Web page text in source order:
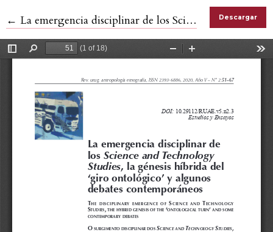
← Volver a los detalles del artículo
La emergencia disciplinar de los Science and Technology Studies, la génesis híbrida del ‘giro ontológico’ y algunos debates contemporáneos Descargar